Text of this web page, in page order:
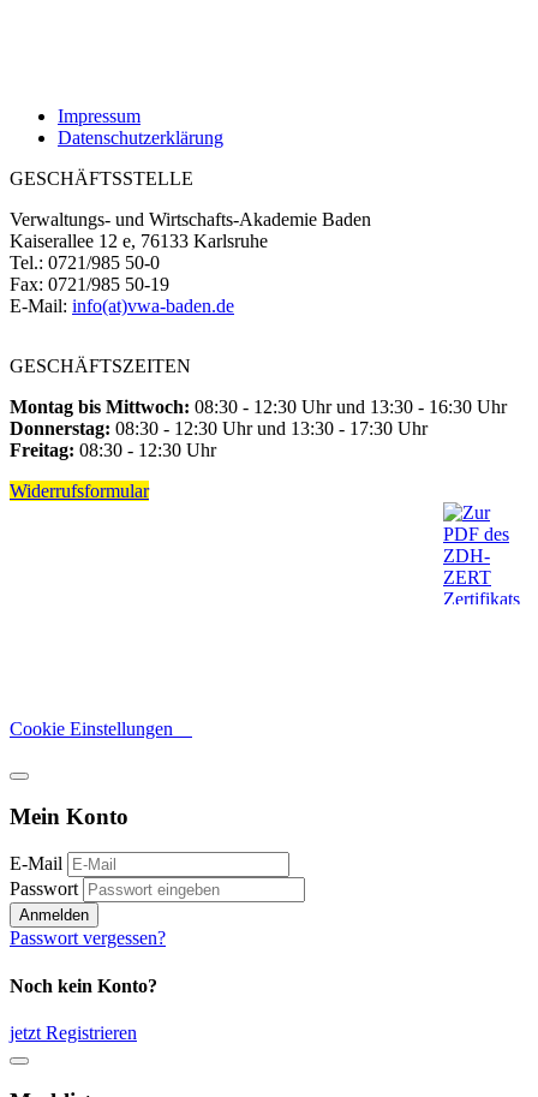
Impressum
Datenschutzerklärung
GESCHÄFTSSTELLE
Verwaltungs- und Wirtschafts-Akademie Baden
Kaiserallee 12 e, 76133 Karlsruhe
Tel.: 0721/985 50-0
Fax: 0721/985 50-19
E-Mail: info(at)vwa-baden.de
GESCHÄFTSZEITEN
Montag bis Mittwoch: 08:30 - 12:30 Uhr und 13:30 - 16:30 Uhr
Donnerstag: 08:30 - 12:30 Uhr und 13:30 - 17:30 Uhr
Freitag: 08:30 - 12:30 Uhr
Widerrufsformular
Cookie Einstellungen
Mein Konto
E-Mail
Passwort
Anmelden
Passwort vergessen?
Noch kein Konto?
jetzt Registrieren